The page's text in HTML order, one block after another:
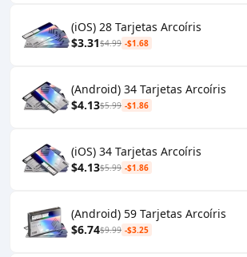
(iOS) 28 Tarjetas Arcoíris
$3.31$4.99 -$1.68
(Android) 34 Tarjetas Arcoíris
$4.13$5.99 -$1.86
(iOS) 34 Tarjetas Arcoíris
$4.13$5.99 -$1.86
(Android) 59 Tarjetas Arcoíris
$6.74$9.99 -$3.25